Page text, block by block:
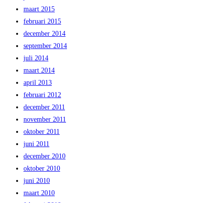
maart 2015
februari 2015
december 2014
september 2014
juli 2014
maart 2014
april 2013
februari 2012
december 2011
november 2011
oktober 2011
juni 2011
december 2010
oktober 2010
juni 2010
maart 2010